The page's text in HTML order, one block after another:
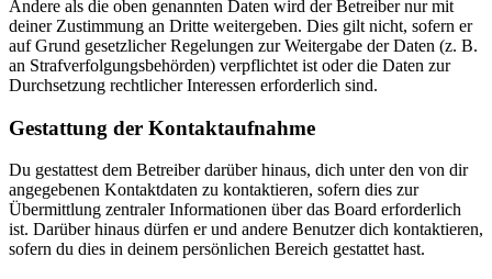
Andere als die oben genannten Daten wird der Betreiber nur mit
deiner Zustimmung an Dritte weitergeben. Dies gilt nicht, sofern er
auf Grund gesetzlicher Regelungen zur Weitergabe der Daten (z. B.
an Strafverfolgungsbehörden) verpflichtet ist oder die Daten zur
Durchsetzung rechtlicher Interessen erforderlich sind.
Gestattung der Kontaktaufnahme
Du gestattest dem Betreiber darüber hinaus, dich unter den von dir
angegebenen Kontaktdaten zu kontaktieren, sofern dies zur
Übermittlung zentraler Informationen über das Board erforderlich
ist. Darüber hinaus dürfen er und andere Benutzer dich kontaktieren,
sofern du dies in deinem persönlichen Bereich gestattet hast.